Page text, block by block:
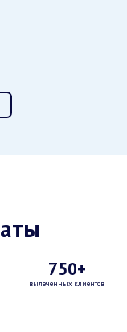
750+
вылеченных клиентов